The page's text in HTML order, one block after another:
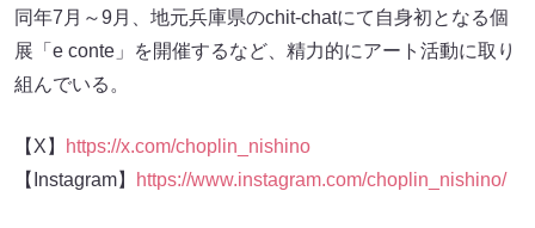
同年7月～9月、地元兵庫県のchit-chatにて自身初となる個
展「e conte」を開催するなど、精力的にアート活動に取り
組んでいる。
【X】
https://x.com/choplin_nishino
【Instagram】
https://www.instagram.com/choplin_nishino/